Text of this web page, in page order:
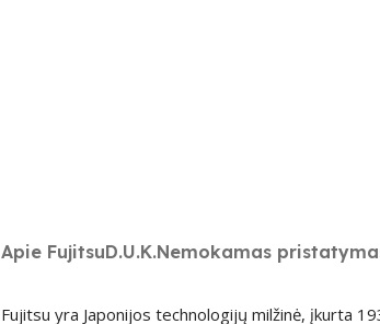
Apie FujitsuD.U.K.Nemokamas
Fujitsu yra Japonijos technologijų milžinė, įkurta